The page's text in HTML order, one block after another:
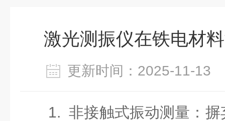
激光测振仪在铁电材
更新时间：2025-11-
1. 非接触式振动测量：